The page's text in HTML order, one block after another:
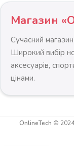
Магазин
Сучасний
Широкий вибір
аксесуарів,
цінами.
OnlineTech ©